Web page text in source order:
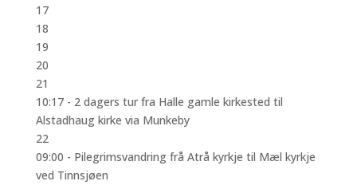
17
18
19
20
21
10:17 - 2 dagers tur fra Halle gamle kirkested til
Alstadhaug kirke via Munkeby
22
09:00 - Pilegrimsvandring frå Atrå kyrkje til Mæl kyrkje
ved Tinnsjøen